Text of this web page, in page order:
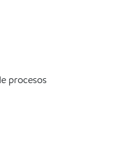
procesos